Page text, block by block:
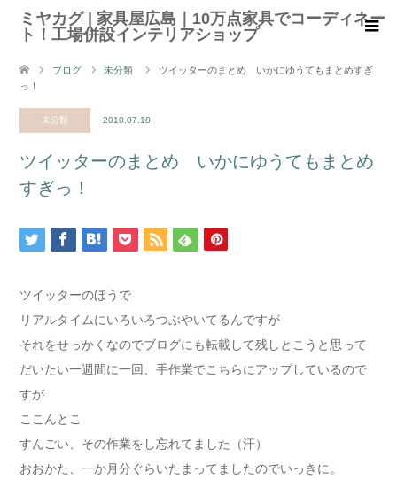
ミヤカグ | 家具屋広島｜10万点家具でコーディネー
ト！工場併設インテリアショップ
ブログ 未分類
ツイッターのまとめ いかにゆうてもまとめすぎ
っ！
未分類 2010.07.18
ツイッターのまとめ いかにゆうてもまとめ
すぎっ！
ツイッターのほうで
リアルタイムにいろいろつぶやいてるんですが
それをせっかくなのでブログにも転載して残しとこうと思って
だいたい一週間に一回、手作業でこちらにアップしているので
すが
ここんとこ
すんごい、その作業をし忘れてました（汗）
おおかた、一か月分ぐらいたまってましたのでいっきに。